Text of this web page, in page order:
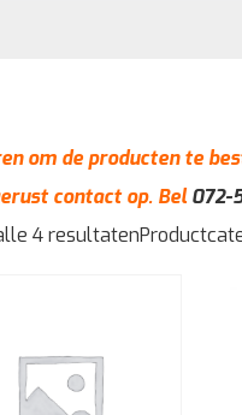
om de producten te
contact op. Bel072-
4 resultaten